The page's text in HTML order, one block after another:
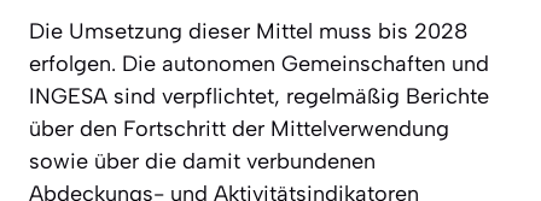
Die Umsetzung dieser Mittel muss bis 2028
erfolgen. Die autonomen Gemeinschaften und
INGESA sind verpflichtet, regelmäßig Berichte
über den Fortschritt der Mittelverwendung
sowie über die damit verbundenen
Abdeckungs- und Aktivitätsindikatoren